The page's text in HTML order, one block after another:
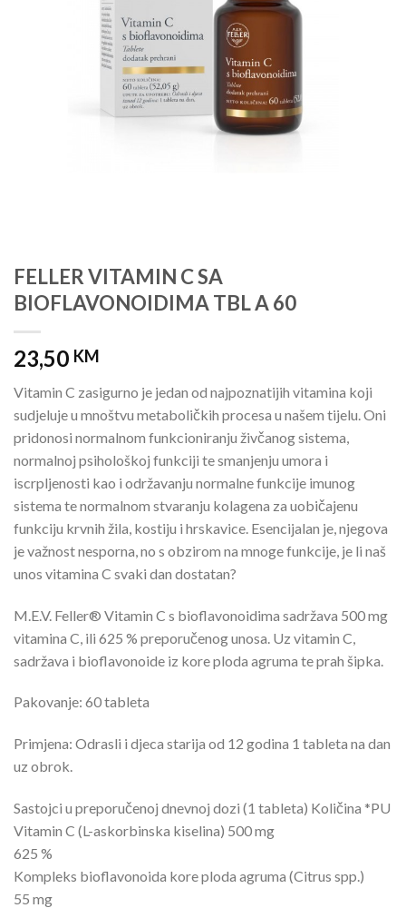
FELLER VITAMIN C SA
BIOFLAVONOIDIMA TBL A 60
23,50 KM
Vitamin C zasigurno je jedan od najpoznatijih vitamina koji
sudjeluje u mnoštvu metaboličkih procesa u našem tijelu. Oni
pridonosi normalnom funkcioniranju živčanog sistema,
normalnoj psihološkoj funkciji te smanjenju umora i
iscrpljenosti kao i održavanju normalne funkcije imunog
sistema te normalnom stvaranju kolagena za uobičajenu
funkciju krvnih žila, kostiju i hrskavice. Esencijalan je, njegova
je važnost nesporna, no s obzirom na mnoge funkcije, je li naš
unos vitamina C svaki dan dostatan?
M.E.V. Feller® Vitamin C s bioflavonoidima sadržava 500 mg
vitamina C, ili 625 % preporučenog unosa. Uz vitamin C,
sadržava i bioflavonoide iz kore ploda agruma te prah šipka.
Pakovanje: 60 tableta
Primjena: Odrasli i djeca starija od 12 godina 1 tableta na dan
uz obrok.
Sastojci u preporučenoj dnevnoj dozi (1 tableta) Količina *PU
Vitamin C (L-askorbinska kiselina) 500 mg
625 %
Kompleks bioflavonoida kore ploda agruma (Citrus spp.)
55 mg